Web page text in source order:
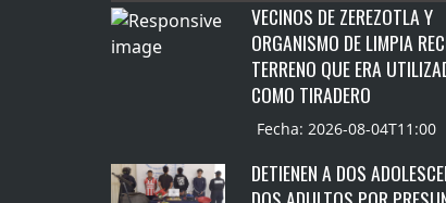
VECINOS DE ZEREZOTLA Y
ORGANISMO DE LIMPIA
TERRENO QUE ERA
COMO TIRADERO
Fecha: 2026-08-04T11:00
DETIENEN A DOS